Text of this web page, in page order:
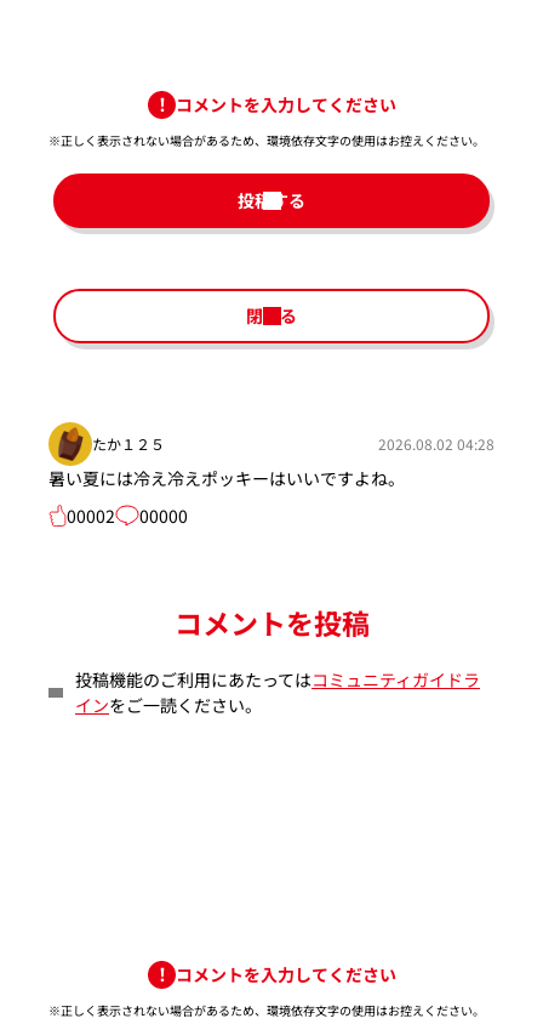
コメントを入力してください
※正しく表示されない場合があるため、環境依存文字の使用はお控えください。​
投稿する
閉じる
たか１２５ 2026.08.02 04:28
暑い夏には冷え冷えポッキーはいいですよね。
00002
00000
コメントを投稿
投稿機能のご利用にあたってはコミュニティガイドラ
インをご一読ください。
コメントを入力してください
※正しく表示されない場合があるため、環境依存文字の使用はお控えください。​